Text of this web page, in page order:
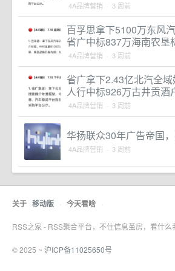
4A品牌营销 · 3 周前
百孚思拿下5100万东风
省广中标837万海南农
4A品牌营销 · 3 周前
省广拿下2.43亿北汽全
人行中标926万古井贡
4A品牌营销 · 3 周前
华扬联众30年广告帝国
4A品牌营销 · 3 周前
关于 移动版 · 今天看啥 ·
RSS之家 - RSS聚合平台，不住信息茧房，看什么
© 2025 ~ 沪ICP备11025650号